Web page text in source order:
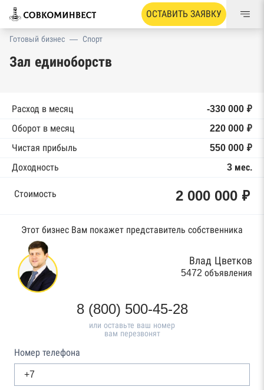
ОСТАВИТЬ ЗАЯВКУ
Готовый бизнес — Спорт
Зал единоборств
Расход в месяц
-330 000 ₽
Оборот в месяц
220 000 ₽
Чистая прибыль
550 000 ₽
Доходность
3 мес.
Стоимость 2 000 000 ₽
Этот бизнес Вам покажет представитель собственника
Влад Цветков
5472 объявления
8 (800) 500-45-28
или оставьте ваш номер
вам перезвонят
Номер телефона